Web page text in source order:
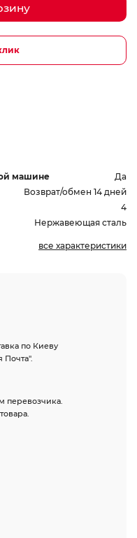
машине
Да
Возврат/обмен 14 дней
4
Нержавеющая сталь
все характеристики
по Киеву
Почта".
перевозчика.